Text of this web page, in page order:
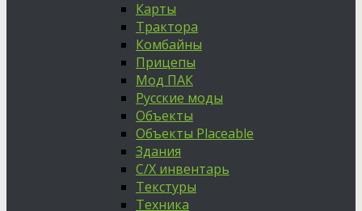
Карты
Трактора
Комбайны
Прицепы
Мод ПАК
Русские моды
Объекты
Объекты Placeable
Здания
С/Х инвентарь
Текстуры
Техника